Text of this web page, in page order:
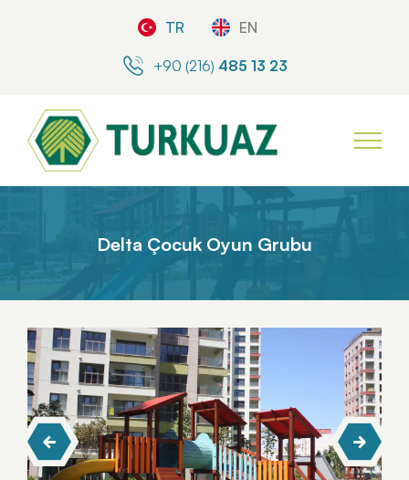
TR EN
+90 (216) 485 13 23
Delta Çocuk Oyun Grubu